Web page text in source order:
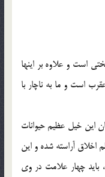
است و علاوه بر اينها
است و ما به ناچار با
اين خيل عظيم حيوانات
اخلاق آراسته شده و اين
بايد چهار علامت در وي